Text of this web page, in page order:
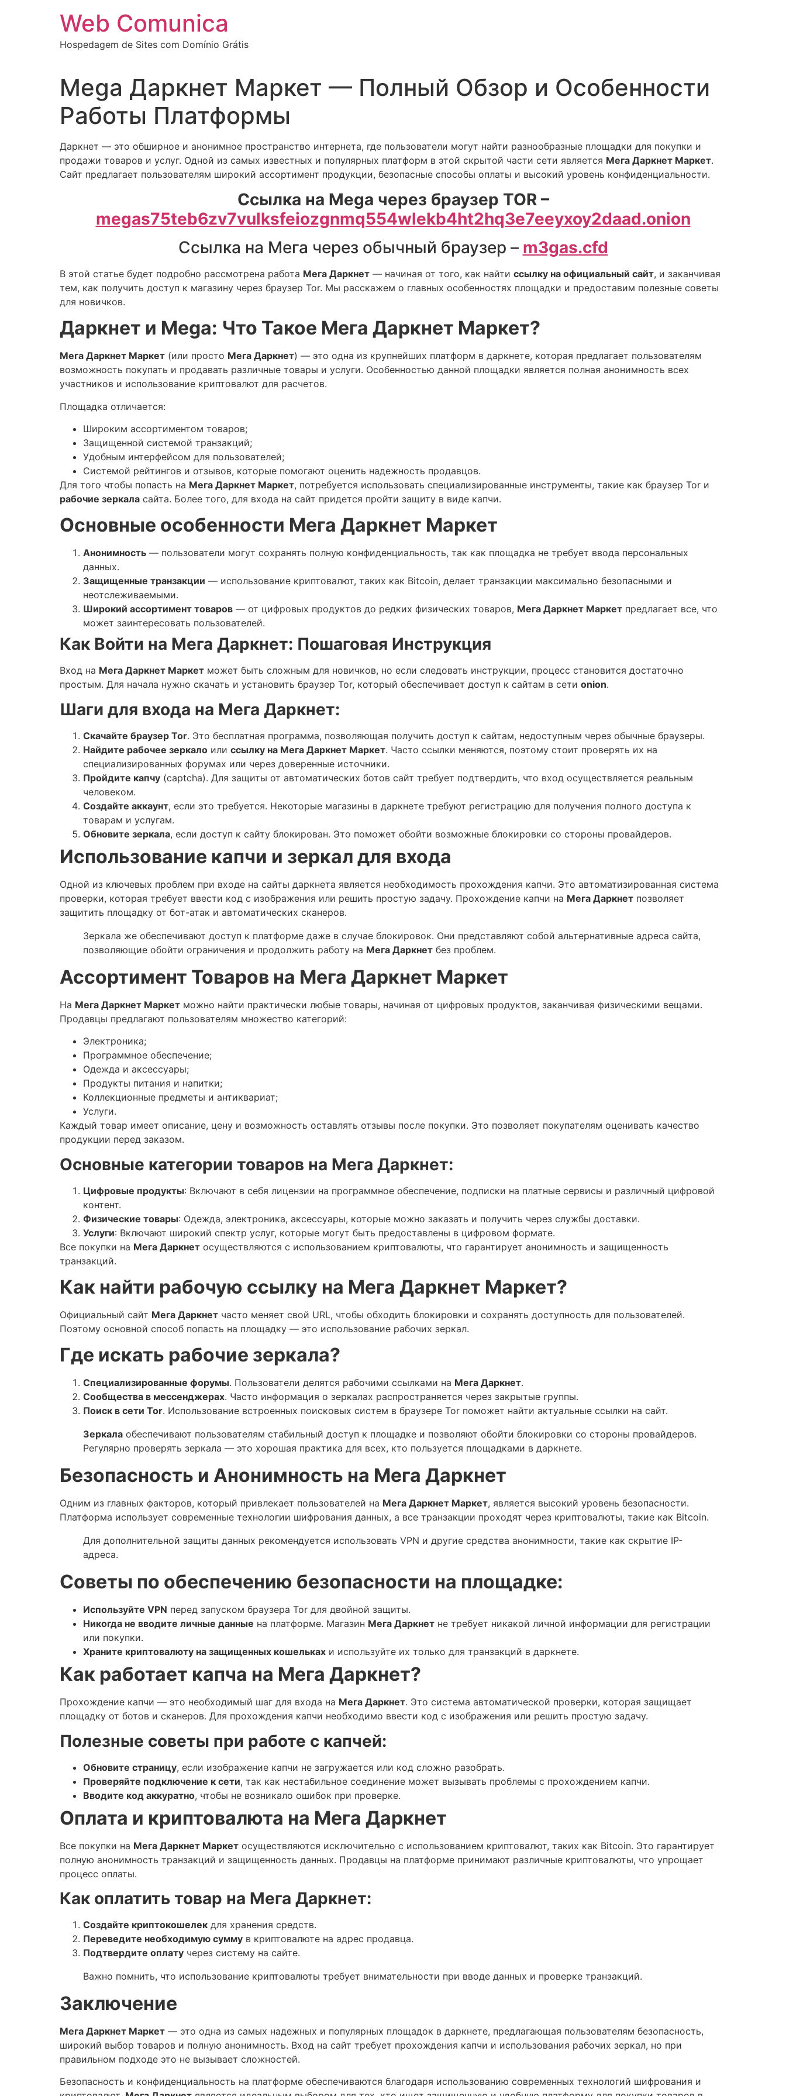
Web Comunica
Hospedagem de Sites com Domínio Grátis
Mega Даркнет Маркет — Полный Обзор и Особенности
Работы Платформы
Даркнет — это обширное и анонимное пространство интернета, где пользователи могут найти разнообразные площадки для покупки и
продажи товаров и услуг. Одной из самых известных и популярных платформ в этой скрытой части сети является Мега Даркнет Маркет.
Сайт предлагает пользователям широкий ассортимент продукции, безопасные способы оплаты и высокий уровень конфиденциальности.
Ссылка на Mega через браузер TOR –
megas75teb6zv7vulksfeiozgnmq554wlekb4ht2hq3e7eeyxoy2daad.onion
Ссылка на Мега через обычный браузер – m3gas.cfd
В этой статье будет подробно рассмотрена работа Мега Даркнет — начиная от того, как найти ссылку на официальный сайт, и заканчивая
тем, как получить доступ к магазину через браузер Tor. Мы расскажем о главных особенностях площадки и предоставим полезные советы
для новичков.
Даркнет и Mega: Что Такое Мега Даркнет Маркет?
Мега Даркнет Маркет (или просто Мега Даркнет) — это одна из крупнейших платформ в даркнете, которая предлагает пользователям
возможность покупать и продавать различные товары и услуги. Особенностью данной площадки является полная анонимность всех
участников и использование криптовалют для расчетов.
Площадка отличается:
Широким ассортиментом товаров;
Защищенной системой транзакций;
Удобным интерфейсом для пользователей;
Системой рейтингов и отзывов, которые помогают оценить надежность продавцов.
Для того чтобы попасть на Мега Даркнет Маркет, потребуется использовать специализированные инструменты, такие как браузер Tor и
рабочие зеркала сайта. Более того, для входа на сайт придется пройти защиту в виде капчи.
Основные особенности Мега Даркнет Маркет
Анонимность — пользователи могут сохранять полную конфиденциальность, так как площадка не требует ввода персональных
данных.
Защищенные транзакции — использование криптовалют, таких как Bitcoin, делает транзакции максимально безопасными и
неотслеживаемыми.
Широкий ассортимент товаров — от цифровых продуктов до редких физических товаров, Мега Даркнет Маркет предлагает все, что
может заинтересовать пользователей.
Как Войти на Мега Даркнет: Пошаговая Инструкция
Вход на Мега Даркнет Маркет может быть сложным для новичков, но если следовать инструкции, процесс становится достаточно
простым. Для начала нужно скачать и установить браузер Tor, который обеспечивает доступ к сайтам в сети onion.
Шаги для входа на Мега Даркнет:
Скачайте браузер Tor. Это бесплатная программа, позволяющая получить доступ к сайтам, недоступным через обычные браузеры.
Найдите рабочее зеркало или ссылку на Мега Даркнет Маркет. Часто ссылки меняются, поэтому стоит проверять их на
специализированных форумах или через доверенные источники.
Пройдите капчу (captcha). Для защиты от автоматических ботов сайт требует подтвердить, что вход осуществляется реальным
человеком.
Создайте аккаунт, если это требуется. Некоторые магазины в даркнете требуют регистрацию для получения полного доступа к
товарам и услугам.
Обновите зеркала, если доступ к сайту блокирован. Это поможет обойти возможные блокировки со стороны провайдеров.
Использование капчи и зеркал для входа
Одной из ключевых проблем при входе на сайты даркнета является необходимость прохождения капчи. Это автоматизированная система
проверки, которая требует ввести код с изображения или решить простую задачу. Прохождение капчи на Мега Даркнет позволяет
защитить площадку от бот-атак и автоматических сканеров.
Зеркала же обеспечивают доступ к платформе даже в случае блокировок. Они представляют собой альтернативные адреса сайта,
позволяющие обойти ограничения и продолжить работу на Мега Даркнет без проблем.
Ассортимент Товаров на Мега Даркнет Маркет
На Мега Даркнет Маркет можно найти практически любые товары, начиная от цифровых продуктов, заканчивая физическими вещами.
Продавцы предлагают пользователям множество категорий:
Электроника;
Программное обеспечение;
Одежда и аксессуары;
Продукты питания и напитки;
Коллекционные предметы и антиквариат;
Услуги.
Каждый товар имеет описание, цену и возможность оставлять отзывы после покупки. Это позволяет покупателям оценивать качество
продукции перед заказом.
Основные категории товаров на Мега Даркнет:
Цифровые продукты: Включают в себя лицензии на программное обеспечение, подписки на платные сервисы и различный цифровой
контент.
Физические товары: Одежда, электроника, аксессуары, которые можно заказать и получить через службы доставки.
Услуги: Включают широкий спектр услуг, которые могут быть предоставлены в цифровом формате.
Все покупки на Мега Даркнет осуществляются с использованием криптовалюты, что гарантирует анонимность и защищенность
транзакций.
Как найти рабочую ссылку на Мега Даркнет Маркет?
Официальный сайт Мега Даркнет часто меняет свой URL, чтобы обходить блокировки и сохранять доступность для пользователей.
Поэтому основной способ попасть на площадку — это использование рабочих зеркал.
Где искать рабочие зеркала?
Специализированные форумы. Пользователи делятся рабочими ссылками на Мега Даркнет.
Сообщества в мессенджерах. Часто информация о зеркалах распространяется через закрытые группы.
Поиск в сети Tor. Использование встроенных поисковых систем в браузере Tor поможет найти актуальные ссылки на сайт.
Зеркала обеспечивают пользователям стабильный доступ к площадке и позволяют обойти блокировки со стороны провайдеров.
Регулярно проверять зеркала — это хорошая практика для всех, кто пользуется площадками в даркнете.
Безопасность и Анонимность на Мега Даркнет
Одним из главных факторов, который привлекает пользователей на Мега Даркнет Маркет, является высокий уровень безопасности.
Платформа использует современные технологии шифрования данных, а все транзакции проходят через криптовалюты, такие как Bitcoin.
Для дополнительной защиты данных рекомендуется использовать VPN и другие средства анонимности, такие как скрытие IP-
адреса.
Советы по обеспечению безопасности на площадке:
Используйте VPN перед запуском браузера Tor для двойной защиты.
Никогда не вводите личные данные на платформе. Магазин Мега Даркнет не требует никакой личной информации для регистрации
или покупки.
Храните криптовалюту на защищенных кошельках и используйте их только для транзакций в даркнете.
Как работает капча на Мега Даркнет?
Прохождение капчи — это необходимый шаг для входа на Мега Даркнет. Это система автоматической проверки, которая защищает
площадку от ботов и сканеров. Для прохождения капчи необходимо ввести код с изображения или решить простую задачу.
Полезные советы при работе с капчей:
Обновите страницу, если изображение капчи не загружается или код сложно разобрать.
Проверяйте подключение к сети, так как нестабильное соединение может вызывать проблемы с прохождением капчи.
Вводите код аккуратно, чтобы не возникало ошибок при проверке.
Оплата и криптовалюта на Мега Даркнет
Все покупки на Мега Даркнет Маркет осуществляются исключительно с использованием криптовалют, таких как Bitcoin. Это гарантирует
полную анонимность транзакций и защищенность данных. Продавцы на платформе принимают различные криптовалюты, что упрощает
процесс оплаты.
Как оплатить товар на Мега Даркнет:
Создайте криптокошелек для хранения средств.
Переведите необходимую сумму в криптовалюте на адрес продавца.
Подтвердите оплату через систему на сайте.
Важно помнить, что использование криптовалюты требует внимательности при вводе данных и проверке транзакций.
Заключение
Мега Даркнет Маркет — это одна из самых надежных и популярных площадок в даркнете, предлагающая пользователям безопасность,
широкий выбор товаров и полную анонимность. Вход на сайт требует прохождения капчи и использования рабочих зеркал, но при
правильном подходе это не вызывает сложностей.
Безопасность и конфиденциальность на платформе обеспечиваются благодаря использованию современных технологий шифрования и